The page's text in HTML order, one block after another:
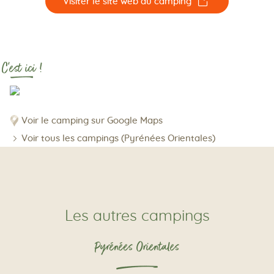
C'est ici !
Voir le camping sur Google Maps
Voir tous les campings (Pyrénées Orientales)
Les autres campings
Pyrénées Orientales